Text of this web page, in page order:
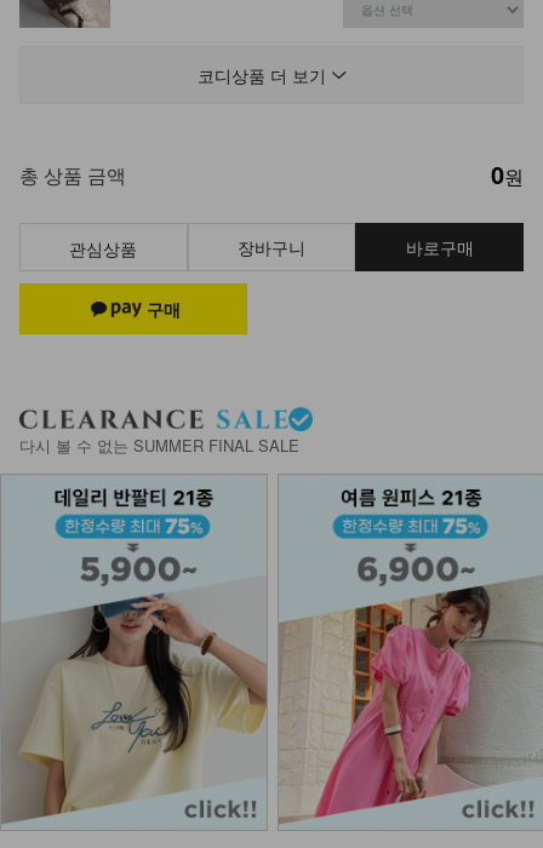
NK53-JH-27/듀러블 라운드 니트 가
디건_HR
NK43-P-4/투바이 와이드팬츠
27,900
NKA53-A-3/플래닛 레이어드 팔찌
_DY
DM23-AC-14/링귀걸이 4종 세트
14,900
코디상품 더 보기
총 상품 금액 0원
관심상품 장바구니 바로구매
다시 볼 수 없는 SUMMER FINAL SALE